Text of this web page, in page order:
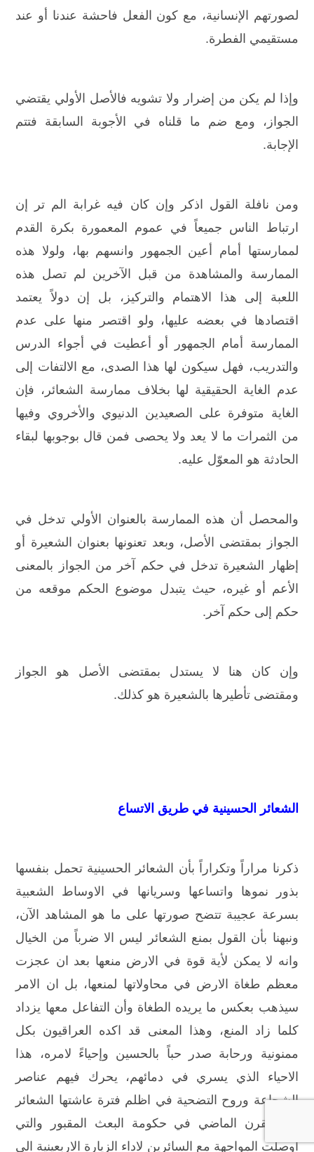
لصورتهم الإنسانية، مع كون الفعل فاحشة عندنا أو عند
مستقيمي الفطرة.
وإذا لم يكن من إضرار ولا تشويه فالأصل الأولي يقتضي
الجواز، ومع ضم ما قلناه في الأجوبة السابقة فتتم
الإجابة.
ومن نافلة القول اذكر وإن كان فيه غرابة الم تر إن
ارتباط الناس جميعاً في عموم المعمورة بكرة القدم
لممارستها أمام أعين الجمهور وانسهم بها، ولولا هذه
الممارسة والمشاهدة من قبل الآخرين لم تصل هذه
اللعبة إلى هذا الاهتمام والتركيز، بل إن دولاً يعتمد
اقتصادها في بعضه عليها، ولو اقتصر منها على عدم
الممارسة أمام الجمهور أو أعطيت في أجواء الدرس
والتدريب، فهل سيكون لها هذا الصدى، مع الالتفات إلى
عدم الغاية الحقيقية لها بخلاف ممارسة الشعائر، فإن
الغاية متوفرة على الصعيدين الدنيوي والأخروي وفيها
من الثمرات ما لا يعد ولا يحصى فمن قال بوجوبها لبقاء
الحادثة هو المعوّل عليه.
والمحصل أن هذه الممارسة بالعنوان الأولي تدخل في
الجواز بمقتضى الأصل، وبعد تعنونها بعنوان الشعيرة أو
إظهار الشعيرة تدخل في حكم آخر من الجواز بالمعنى
الأعم أو غيره، حيث يتبدل موضوع الحكم موقعه من
حكم إلى حكم آخر.
وإن كان هنا لا يستدل بمقتضى الأصل هو الجواز
ومقتضى تأطيرها بالشعيرة هو كذلك.
الشعائر الحسينية في طريق الاتساع
ذكرنا مراراً وتكراراً بأن الشعائر الحسينية تحمل بنفسها
بذور نموها واتساعها وسريانها في الاوساط الشعبية
بسرعة عجيبة تتضح صورتها على ما هو المشاهد الآن،
ونبهنا بأن القول بمنع الشعائر ليس الا ضرباً من الخيال
وانه لا يمكن لأية قوة في الارض منعها بعد ان عجزت
معظم طغاة الارض في محاولاتها لمنعها، بل ان الامر
سيذهب بعكس ما يريده الطغاة وأن التفاعل معها يزداد
كلما زاد المنع، وهذا المعنى قد اكده العراقيون بكل
ممنونية ورحابة صدر حباً بالحسين وإحياءً لامره، هذا
الاحياء الذي يسري في دمائهم، يحرك فيهم عناصر
الشجاعة وروح التضحية في اظلم فترة عاشتها الشعائر
في القرن الماضي في حكومة البعث المقبور والتي
اوصلت المواجهة مع السائرين لاداء الزيارة الاربعينية الى